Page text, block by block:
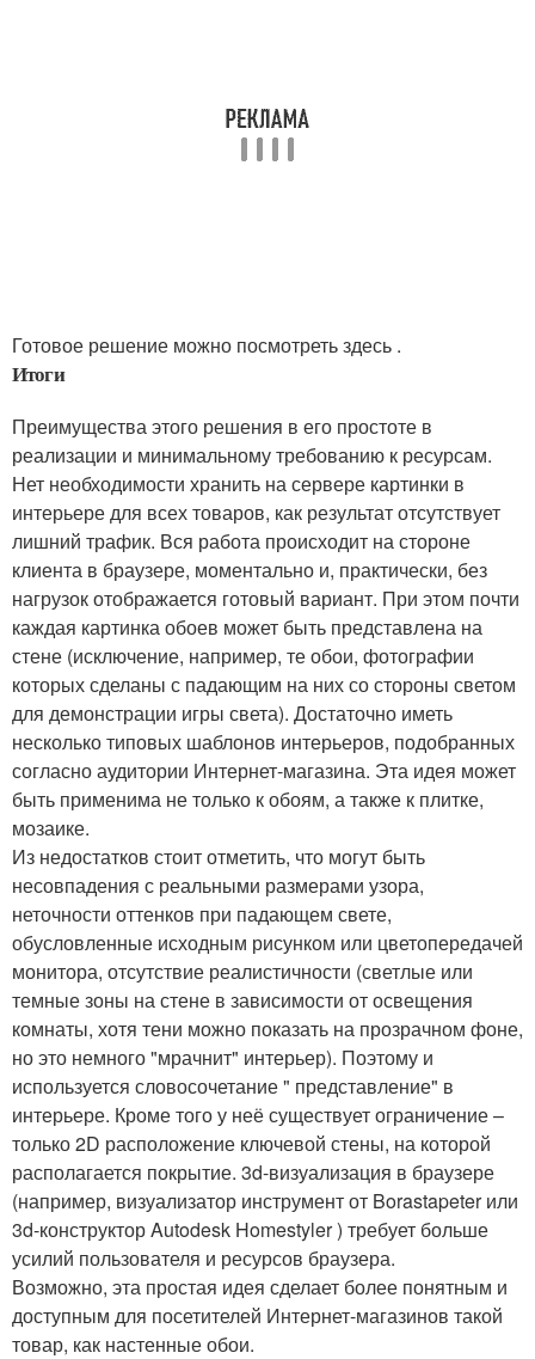
Готовое решение можно посмотреть здесь .
Итоги
Преимущества этого решения в его простоте в
реализации и минимальному требованию к ресурсам.
Нет необходимости хранить на сервере картинки в
интерьере для всех товаров, как результат отсутствует
лишний трафик. Вся работа происходит на стороне
клиента в браузере, моментально и, практически, без
нагрузок отображается готовый вариант. При этом почти
каждая картинка обоев может быть представлена на
стене (исключение, например, те обои, фотографии
которых сделаны с падающим на них со стороны светом
для демонстрации игры света). Достаточно иметь
несколько типовых шаблонов интерьеров, подобранных
согласно аудитории Интернет-магазина. Эта идея может
быть применима не только к обоям, а также к плитке,
мозаике.
Из недостатков стоит отметить, что могут быть
несовпадения с реальными размерами узора,
неточности оттенков при падающем свете,
обусловленные исходным рисунком или цветопередачей
монитора, отсутствие реалистичности (светлые или
темные зоны на стене в зависимости от освещения
комнаты, хотя тени можно показать на прозрачном фоне,
но это немного "мрачнит" интерьер). Поэтому и
используется словосочетание " представление" в
интерьере. Кроме того у неё существует ограничение –
только 2D расположение ключевой стены, на которой
располагается покрытие. 3d-визуализация в браузере
(например, визуализатор инструмент от Borastapeter или
3d-конструктор Autodesk Homestyler ) требует больше
усилий пользователя и ресурсов браузера.
Возможно, эта простая идея сделает более понятным и
доступным для посетителей Интернет-магазинов такой
товар, как настенные обои.